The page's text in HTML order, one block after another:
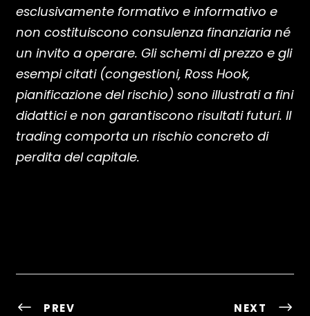
esclusivamente formativo e informativo e
non costituiscono consulenza finanziaria né
un invito a operare. Gli schemi di prezzo e gli
esempi citati (congestioni, Ross Hook,
pianificazione del rischio) sono illustrati a fini
didattici e non garantiscono risultati futuri. Il
trading comporta un rischio concreto di
perdita del capitale.
PREV NEXT